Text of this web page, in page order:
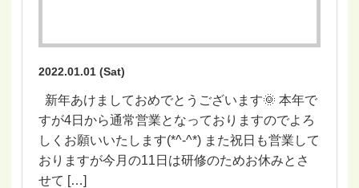
2022.01.01 (Sat)
新年あけましておめでとうございます🌞 本年で
すが4日から通常営業となっておりますのでよろ
しくお願いいたします(*^-^*) また祝日も営業して
おりますが今月の11日は研修のためお休みとさ
せて […]